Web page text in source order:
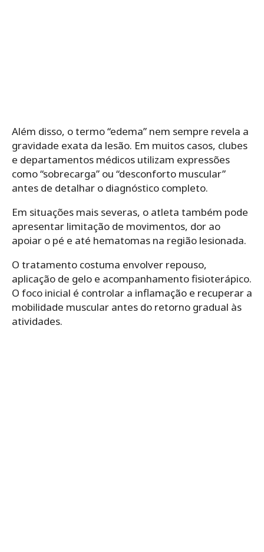
Além disso, o termo “edema” nem sempre revela a
gravidade exata da lesão. Em muitos casos, clubes
e departamentos médicos utilizam expressões
como “sobrecarga” ou “desconforto muscular”
antes de detalhar o diagnóstico completo.
Em situações mais severas, o atleta também pode
apresentar limitação de movimentos, dor ao
apoiar o pé e até hematomas na região lesionada.
O tratamento costuma envolver repouso,
aplicação de gelo e acompanhamento fisioterápico.
O foco inicial é controlar a inflamação e recuperar a
mobilidade muscular antes do retorno gradual às
atividades.